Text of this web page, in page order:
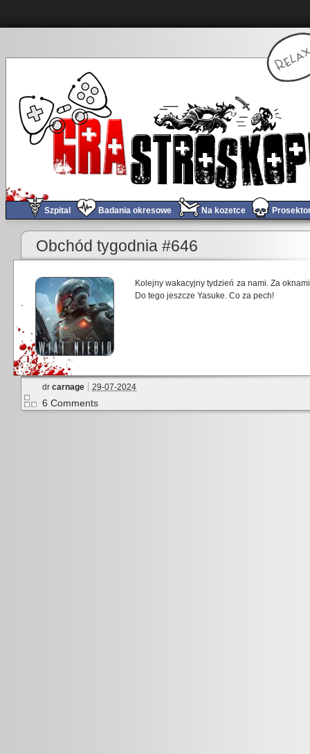
Szpital Badania okresowe Na kozetce
Obchód tygodnia #646
Kolejny wakacyjny tydzień za nami. Za
Do tego jeszcze Yasuke. Co za pech!
dr carnage 29-07-2024
6 Comments